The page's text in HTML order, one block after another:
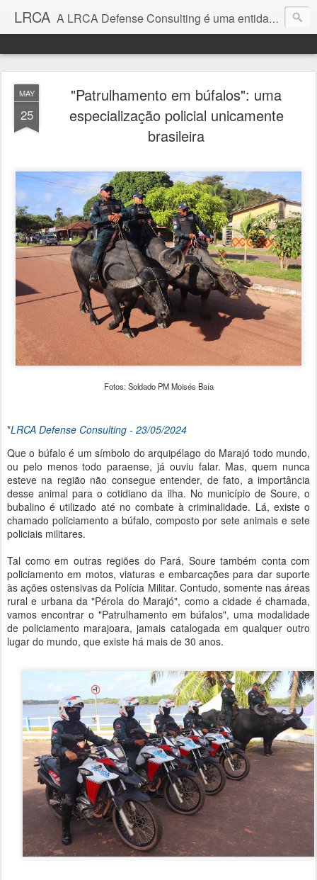
LRCA A LRCA Defense Consulting é uma entidade sem fins lucrativos que se dedica a produzir e divulgar notícias e análises sobre as Empresas de Defesa. Não somos jornalistas e nem este é um blog jornalístico.
MAY
25
"Patrulhamento em búfalos": uma
especialização policial unicamente
brasileira
Fotos: Soldado PM Moisés Baía
*LRCA Defense Consulting - 23/05/2024
Que o búfalo é um símbolo do arquipélago do Marajó todo mundo,
ou pelo menos todo paraense, já ouviu falar. Mas, quem nunca
esteve na região não consegue entender, de fato, a importância
desse animal para o cotidiano da ilha. No município de Soure, o
bubalino é utilizado até no combate à criminalidade. Lá, existe o
chamado policiamento a búfalo, composto por sete animais e sete
policiais militares.
Tal como em outras regiões do Pará, Soure também conta com
policiamento em motos, viaturas e embarcações para dar suporte
às ações ostensivas da Polícia Militar. Contudo, somente nas áreas
rural e urbana da "Pérola do Marajó", como a cidade é chamada,
vamos encontrar o "Patrulhamento em búfalos", uma modalidade
de policiamento marajoara, jamais catalogada em qualquer outro
lugar do mundo, que existe há mais de 30 anos.